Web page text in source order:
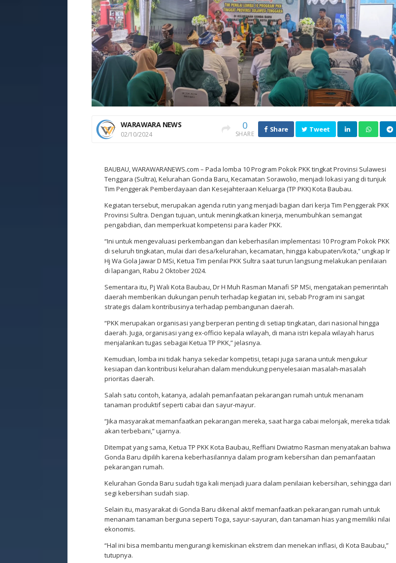
WARAWARA NEWS
02/10/2024
0
SHARE
Share Tweet
BAUBAU, WARAWARANEWS.com – Pada lomba 10 Program Pokok PKK tingkat Provinsi Sulawesi
Tenggara (Sultra), Kelurahan Gonda Baru, Kecamatan Sorawolio, menjadi lokasi yang di tunjuk
Tim Penggerak Pemberdayaan dan Kesejahteraan Keluarga (TP PKK) Kota Baubau.
Kegiatan tersebut, merupakan agenda rutin yang menjadi bagian dari kerja Tim Penggerak PKK
Provinsi Sultra. Dengan tujuan, untuk meningkatkan kinerja, menumbuhkan semangat
pengabdian, dan memperkuat kompetensi para kader PKK.
“Ini untuk mengevaluasi perkembangan dan keberhasilan implementasi 10 Program Pokok PKK
di seluruh tingkatan, mulai dari desa/kelurahan, kecamatan, hingga kabupaten/kota,” ungkap Ir
Hj Wa Gola Jawar D MSi, Ketua Tim penilai PKK Sultra saat turun langsung melakukan penilaian
di lapangan, Rabu 2 Oktober 2024.
Sementara itu, Pj Wali Kota Baubau, Dr H Muh Rasman Manafi SP MSi, mengatakan pemerintah
daerah memberikan dukungan penuh terhadap kegiatan ini, sebab Program ini sangat
strategis dalam kontribusinya terhadap pembangunan daerah.
“PKK merupakan organisasi yang berperan penting di setiap tingkatan, dari nasional hingga
daerah. Juga, organisasi yang ex-officio kepala wilayah, di mana istri kepala wilayah harus
menjalankan tugas sebagai Ketua TP PKK,” jelasnya.
Kemudian, lomba ini tidak hanya sekedar kompetisi, tetapi juga sarana untuk mengukur
kesiapan dan kontribusi kelurahan dalam mendukung penyelesaian masalah-masalah
prioritas daerah.
Salah satu contoh, katanya, adalah pemanfaatan pekarangan rumah untuk menanam
tanaman produktif seperti cabai dan sayur-mayur.
“Jika masyarakat memanfaatkan pekarangan mereka, saat harga cabai melonjak, mereka tidak
akan terbebani,” ujarnya.
Ditempat yang sama, Ketua TP PKK Kota Baubau, Reffiani Dwiatmo Rasman menyatakan bahwa
Gonda Baru dipilih karena keberhasilannya dalam program kebersihan dan pemanfaatan
pekarangan rumah.
Kelurahan Gonda Baru sudah tiga kali menjadi juara dalam penilaian kebersihan, sehingga dari
segi kebersihan sudah siap.
Selain itu, masyarakat di Gonda Baru dikenal aktif memanfaatkan pekarangan rumah untuk
menanam tanaman berguna seperti Toga, sayur-sayuran, dan tanaman hias yang memiliki nilai
ekonomis.
“Hal ini bisa membantu mengurangi kemiskinan ekstrem dan menekan inflasi, di Kota Baubau,”
tutupnya.